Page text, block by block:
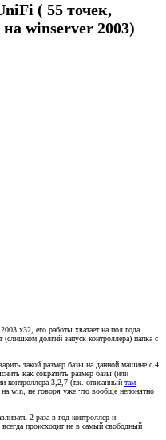
( 55 точек,
winserver 2003)
x32, его работы хватает на пол года
(слишком долгий запуск контроллера) папка с
такой размер базы на данной машине с 4
как сократить размер базы (или
контроллера 3,2,7 (т.к. описанный там
на win, не говоря уже что вообще непонятно
2 раза в год контроллер и
всегда происходит не в самый свободный